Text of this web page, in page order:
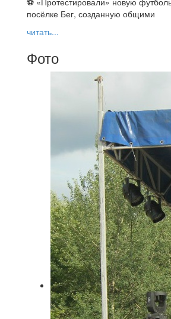
посёлке Бег, созданную общими
читать...
Фото